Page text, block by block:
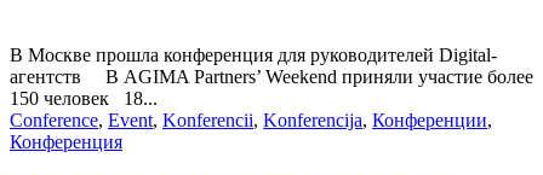
В Москве прошла конференция для руководителей Digital-
агентств В AGIMA Partners’ Weekend приняли участие более
150 человек 18...
Conference, Event, Konferencii, Konferencija, Конференции,
Конференция